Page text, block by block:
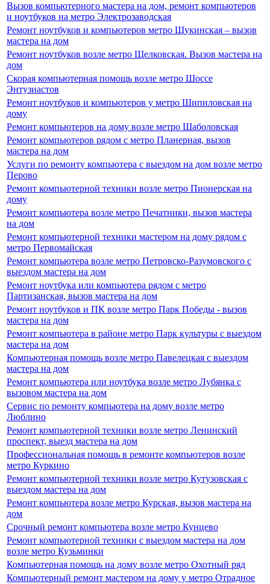
Вызов компьютерного мастера на дом, ремонт компьютеров
и ноутбуков на метро Электрозаводская
Ремонт ноутбуков и компьютеров метро Щукинская – вызов
мастера на дом
Ремонт ноутбуков возле метро Щелковская. Вызов мастера на
дом
Скорая компьютерная помощь возле метро Шоссе
Энтузиастов
Ремонт ноутбуков и компьютеров у метро Шипиловская на
дому
Ремонт компьютеров на дому возле метро Шаболовская
Ремонт компьютеров рядом с метро Планерная, вызов
мастера на дом
Услуги по ремонту компьютера с выездом на дом возле метро
Перово
Ремонт компьютерной техники возле метро Пионерская на
дому
Ремонт компьютера возле метро Печатники, вызов мастера
на дом
Ремонт компьютерной техники мастером на дому рядом с
метро Первомайская
Ремонт компьютера возле метро Петровско-Разумовского с
выездом мастера на дом
Ремонт ноутбука или компьютера рядом с метро
Партизанская, вызов мастера на дом
Ремонт ноутбуков и ПК возле метро Парк Победы - вызов
мастера на дом
Ремонт компьютера в районе метро Парк культуры с выездом
мастера на дом
Компьютерная помощь возле метро Павелецкая с выездом
мастера на дом
Ремонт компьютера или ноутбука возле метро Лубянка с
вызовом мастера на дом
Сервис по ремонту компьютера на дому возле метро
Люблино
Ремонт компьютерной техники возле метро Ленинский
проспект, выезд мастера на дом
Профессиональная помощь в ремонте компьютеров возле
метро Куркино
Ремонт компьютерной техники возле метро Кутузовская с
выездом мастера на дом
Ремонт компьютера возле метро Курская, вызов мастера на
дом
Срочный ремонт компьютера возле метро Кунцево
Ремонт компьютерной техники с выездом мастера на дом
возле метро Кузьминки
Компьютерная помощь на дому возле метро Охотный ряд
Компьютерный ремонт мастером на дому у метро Отрадное